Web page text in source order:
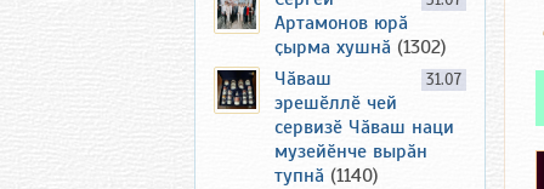
Артамонов юрӑ
ҫырма хушнӑ (1302)
31.07
Чӑваш
эрешӗллӗ чей
сервизӗ Чӑваш наци
музейӗнче вырӑн
тупнӑ (1140)